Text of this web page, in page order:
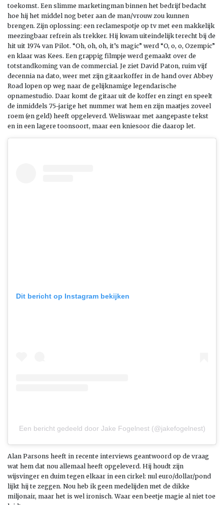
toekomst. Een slimme marketingman binnen het bedrijf bedacht
hoe hij het middel nog beter aan de man/vrouw zou kunnen
brengen. Zijn oplossing: een reclamespotje op tv met een makkelijk
meezingbaar refrein als trekker. Hij kwam uiteindelijk terecht bij de
hit uit 1974 van Pilot. “Oh, oh, oh, it’s magic” werd “O, o, o, Ozempic”
en klaar was Kees. Een grappig filmpje werd gemaakt over de
totstandkoming van de commercial. Je ziet David Paton, ruim vijf
decennia na dato, weer met zijn gitaarkoffer in de hand over Abbey
Road lopen op weg naar de gelijknamige legendarische
opnamestudio. Daar komt de gitaar uit de koffer en zingt en speelt
de inmiddels 75-jarige het nummer wat hem en zijn maatjes zoveel
roem (en geld) heeft opgeleverd. Weliswaar met aangepaste tekst
en in een lagere toonsoort, maar een kniesoor die daarop let.
Dit bericht op Instagram bekijken
Een bericht gedeeld door Jake Fogelnest (@jakefogelnest)
Alan Parsons heeft in recente interviews geantwoord op de vraag
wat hem dat nou allemaal heeft opgeleverd. Hij houdt zijn
wijsvinger en duim tegen elkaar in een cirkel: nul euro/dollar/pond
lijkt hij te zeggen. Nou heb ik geen medelijden met de dikke
miljonair, maar het is wel ironisch. Waar een beetje magie al niet toe